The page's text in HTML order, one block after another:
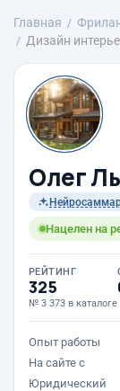
Главная
Дизайн
Олег
Нацелен на
РЕЙТИНГ
325
№ 3 373 в каталоге
Опыт работы
На сайте с
Юридический